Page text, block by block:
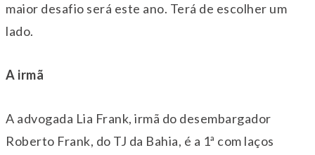
maior desafio será este ano. Terá de escolher um
lado.
A irmã
A advogada Lia Frank, irmã do desembargador
Roberto Frank, do TJ da Bahia, é a 1ª com laços